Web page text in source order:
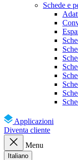
Schede e
Applicazioni
Diventa cliente
Menu
Italiano